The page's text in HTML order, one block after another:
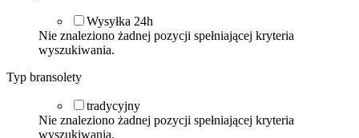
Wysyłka 24h
Nie znaleziono żadnej pozycji spełniającej kryteria
wyszukiwania.
Typ bransolety
tradycyjny
Nie znaleziono żadnej pozycji spełniającej kryteria
wyszukiwania.